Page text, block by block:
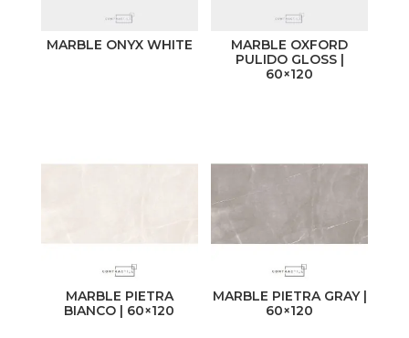
MARBLE ONYX WHITE
MARBLE OXFORD
PULIDO GLOSS |
60×120
MARBLE PIETRA
BIANCO | 60×120
MARBLE PIETRA GRAY |
60×120